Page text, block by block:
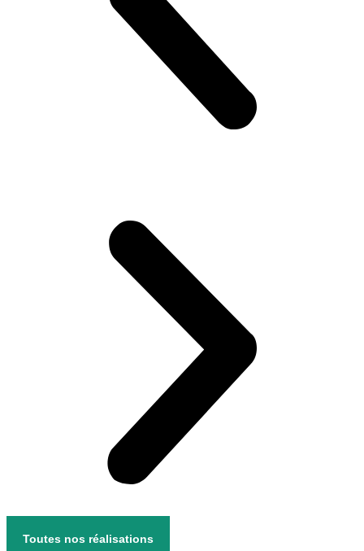
Toutes nos réalisations